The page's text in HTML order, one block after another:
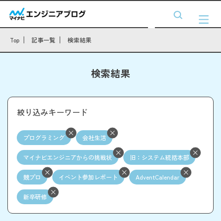
Top 記事一覧 検索結果
検索結果
絞り込みキーワード
プログラミング 会社生活
マイナビエンジニアからの挑戦状 旧：システム統括本部
競プロ イベント参加レポート AdventCalendar
新卒研修